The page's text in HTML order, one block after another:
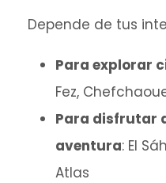
Depende de tus
Para explorar
Fez,
Para disfrutar
aventura: El
Atlas